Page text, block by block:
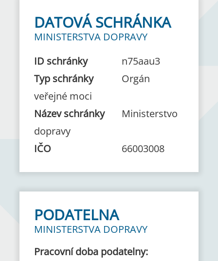
DATOVÁ SCHRÁNKA
MINISTERSTVA DOPRAVY
ID schránky
n75aau3
Typ schránky
Orgán
veřejné moci
Název schránky
Ministerstvo
dopravy
IČO
66003008
PODATELNA
MINISTERSTVA DOPRAVY
Pracovní doba podatelny: